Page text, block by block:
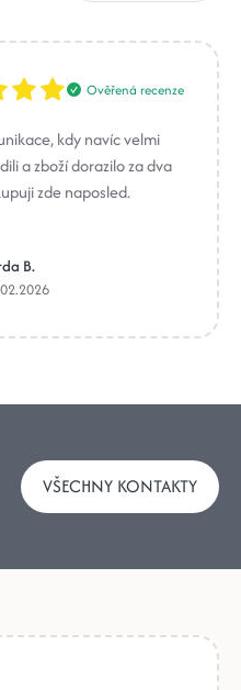
Ověřená recenze
kdy navíc velmi
a zboží dorazilo za dva
zde naposled.
B.
VŠECHNY KONTAKTY